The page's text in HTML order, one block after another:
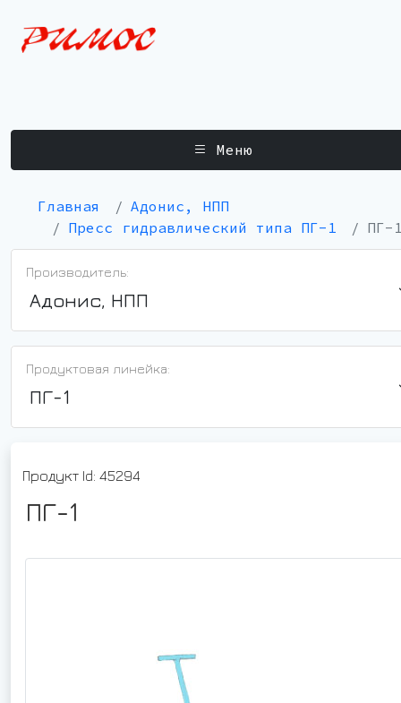
Меню
Главная
Адонис, НПП
Пресс гидравлический типа ПГ-1
ПГ-
Производитель:
Адонис, НПП
Продуктовая линейка:
ПГ-1
Продукт Id: 45294
ПГ-1